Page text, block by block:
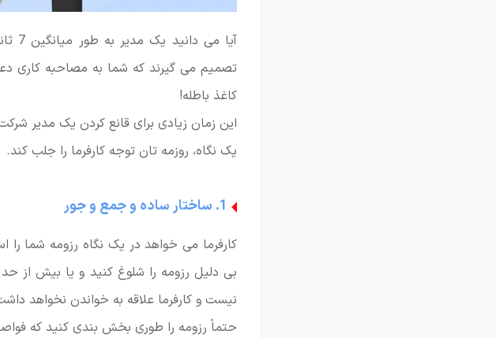
تصمیم می گیرند که شما به مصاحبه کاری
کاغذ باطله!
این زمان زیادی برای قانع کردن یک مدیر
یک نگاه، روزمه تان توجه کارفرما را جلب کند.
1. ساختار ساده و جمع و جور
کارفرما می خواهد در یک نگاه رزومه شما
بی دلیل رزومه را شلوغ کنید و یا بیش از حد
نیست و کارفرما علاقه به خواندن نخواهد
حتماً رزومه را طوری بخش بندی کنید که